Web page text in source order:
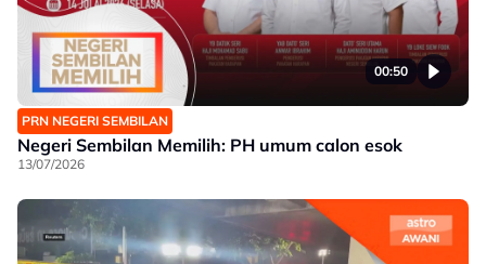
00:50
PRN NEGERI SEMBILAN
Negeri Sembilan Memilih: PH umum calon esok
13/07/2026